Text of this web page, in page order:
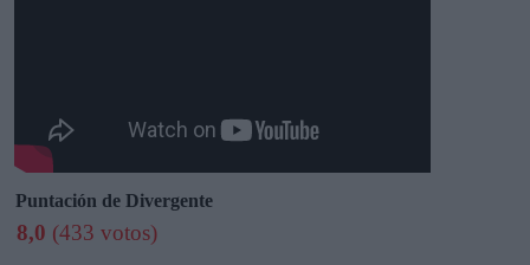
Puntación de Divergente
8,0 (433 votos)